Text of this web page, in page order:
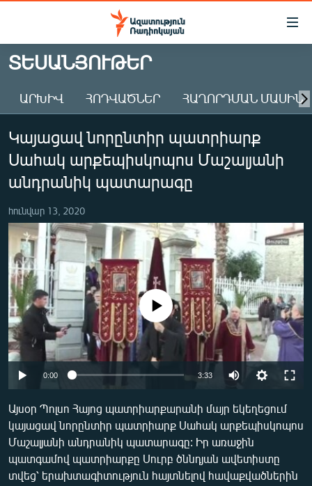
Մատչելիության
Անցնել
հիմնական
Անցնել
հիմնական
մենյուին
Որոնում
ԱԶԱՏՈՒԹՅՈՒՆ TV
ՀԱՅԱՍՏԱՆ
ԸՆՏՐՈՒԹՅՈՒՆՆԵՐ 2026
ԻՐԱՎՈՒՆՔ
ՏՆՏԵՍՈՒԹՅՈՒՆ
ՂԱՐԱԲԱՂ
ՊԱՏԵՐԱԶՄԻ 6 ՇԱԲԱԹՆԵՐԸ
ՏԱՐԱԾԱՇՐՋԱՆ
ՄԻՋԱԶԳԱՅԻՆ
ՄՇԱԿՈՒՅԹ
ՍՊՈՐՏ
ՏՏ ԵՒ ԻՆՏԵՐՆԵՏ
ԿՈՐՈՆԱՎԻՐՈՒՍ
ԱՐԽԻՎ
ՏԵՍԱՆՅՈՒԹԵՐ
ԱՐԽԻՎ ՀՈԴՎԱԾՆԵՐ ՀԱՂՈՐԴՄԱՆ ՄԱՍԻՆ
Կայացավ նորընտիր պատրիարք
Սահակ արքեպիսկոպոս Մաշալյանի
անդրանիկ պատարագը
հունվար 13, 2020
Auto 360p 404p
No media source currently available
0:00 3:33
360p
404p
Այսօր Պոլսո Հայոց պատրիարքարանի մայր եկեղեցում
կայացավ նորընտիր պատրիարք Սահակ արքեպիսկոպոս
Մաշալյանի անդրանիկ պատարագը: Իր առաջին
պատգամով պատրիարքը Սուրբ ծննդյան ավետիստը
տվեց՝ երախտագիտություն հայտնելով հավաքվածներին